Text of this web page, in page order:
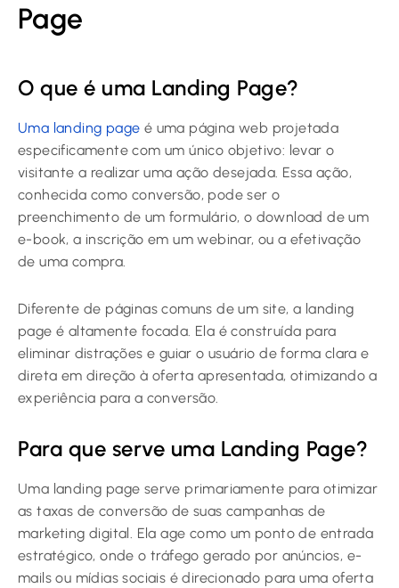
Page
O que é uma Landing Page?
Uma landing page é uma página web projetada
especificamente com um único objetivo: levar o
visitante a realizar uma ação desejada. Essa ação,
conhecida como conversão, pode ser o
preenchimento de um formulário, o download de um
e-book, a inscrição em um webinar, ou a efetivação
de uma compra.
Diferente de páginas comuns de um site, a landing
page é altamente focada. Ela é construída para
eliminar distrações e guiar o usuário de forma clara e
direta em direção à oferta apresentada, otimizando a
experiência para a conversão.
Para que serve uma Landing Page?
Uma landing page serve primariamente para otimizar
as taxas de conversão de suas campanhas de
marketing digital. Ela age como um ponto de entrada
estratégico, onde o tráfego gerado por anúncios, e-
mails ou mídias sociais é direcionado para uma oferta